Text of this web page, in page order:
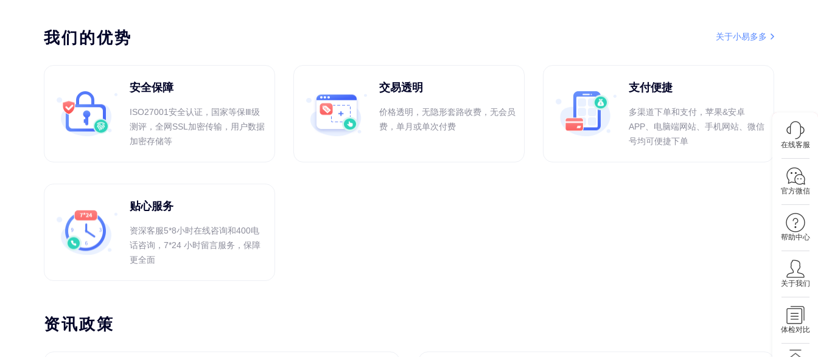
我们的优势 关于小易多多
安全保障
ISO27001安全认证，国家等保Ⅲ级
测评，全网SSL加密传输，用户数据
加密存储等
交易透明
价格透明，无隐形套路收费，无会员
费，单月或单次付费
支付便捷
多渠道下单和支付，苹果&安卓
APP、电脑端网站、手机网站、微信
号均可便捷下单
贴心服务
资深客服5*8小时在线咨询和400电
话咨询，7*24 小时留言服务，保障
更全面
资讯政策
在线客服
官方微信
帮助中心
关于我们
体检对比